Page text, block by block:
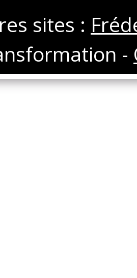
sites :
-